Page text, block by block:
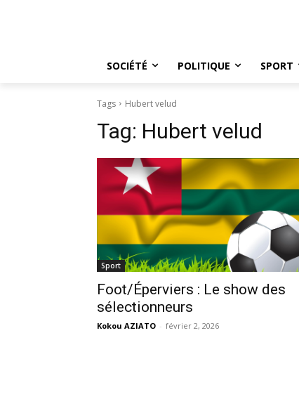
SOCIÉTÉ POLITIQUE SPORT
Tags Hubert velud
Tag: Hubert velud
Sport
Foot/Éperviers : Le show des
sélectionneurs
Kokou AZIATO - février 2, 2026